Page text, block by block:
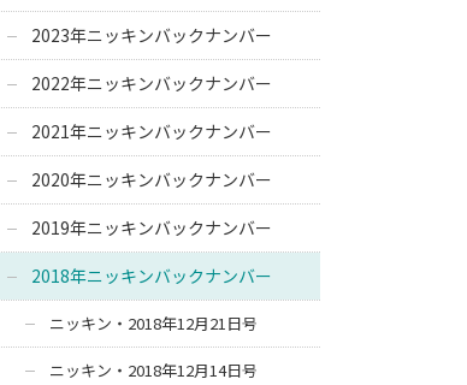
2023年ニッキンバックナンバー
2022年ニッキンバックナンバー
2021年ニッキンバックナンバー
2020年ニッキンバックナンバー
2019年ニッキンバックナンバー
2018年ニッキンバックナンバー
ニッキン・2018年12月21日号
ニッキン・2018年12月14日号